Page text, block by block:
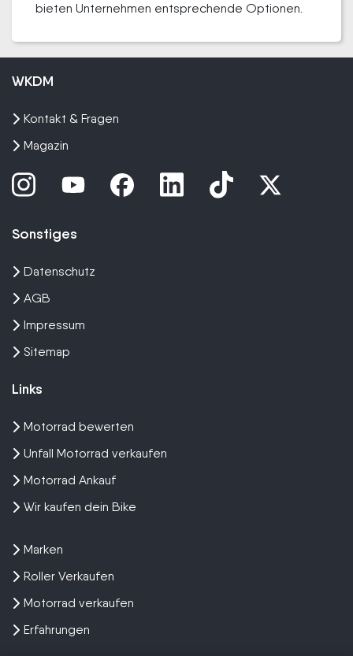
bieten Unternehmen entsprechende Optionen.
WKDM
Kontakt & Fragen
Magazin
Sonstiges
Datenschutz
AGB
Impressum
Sitemap
Links
Motorrad bewerten
Unfall Motorrad verkaufen
Motorrad Ankauf
Wir kaufen dein Bike
Marken
Roller Verkaufen
Motorrad verkaufen
Erfahrungen